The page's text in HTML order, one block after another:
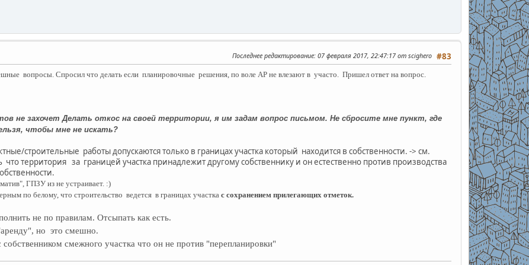
#83
Последнее редактирование: 07 февраля 2017, 22:47:17 от scighero
вопросы. Спросил что делать если планировочные решения, по воле АР не влезают в участо. Пришел ответ на вопрос.
не захочет Делать откос на своей территории, я им задам вопрос письмом. Не сбросите мне пункт, где
чтобы мне не искать?
строительные работы допускаются только в границах участка который находится в собственности. -> см.
территория за границей участка принадлежит другому собственнику и он естественно против производства
ГПЗУ из не устраивает. :)
по белому, что строительство ведется в границах участка с сохранением прилегающих отметок.
не по правилам. Отсыпать как есть.
но это смешно.
собственником смежного участка что он не против "перепланировки"